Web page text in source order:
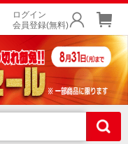
ログイン
会員登録(無料)